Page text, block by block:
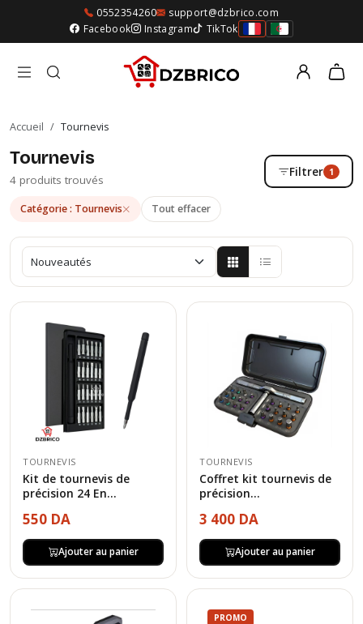
0552354260
support@dzbrico.com
Facebook
Instagram TikTok
Accueil / Tournevis
Tournevis
4 produits trouvés
Filtrer 1
Catégorie : Tournevis Tout effacer
TOURNEVIS
Kit de tournevis de
précision 24 En...
550 DA
Ajouter au panier
TOURNEVIS
Coffret kit tournevis de
précision...
3 400 DA
Ajouter au panier
PROMO